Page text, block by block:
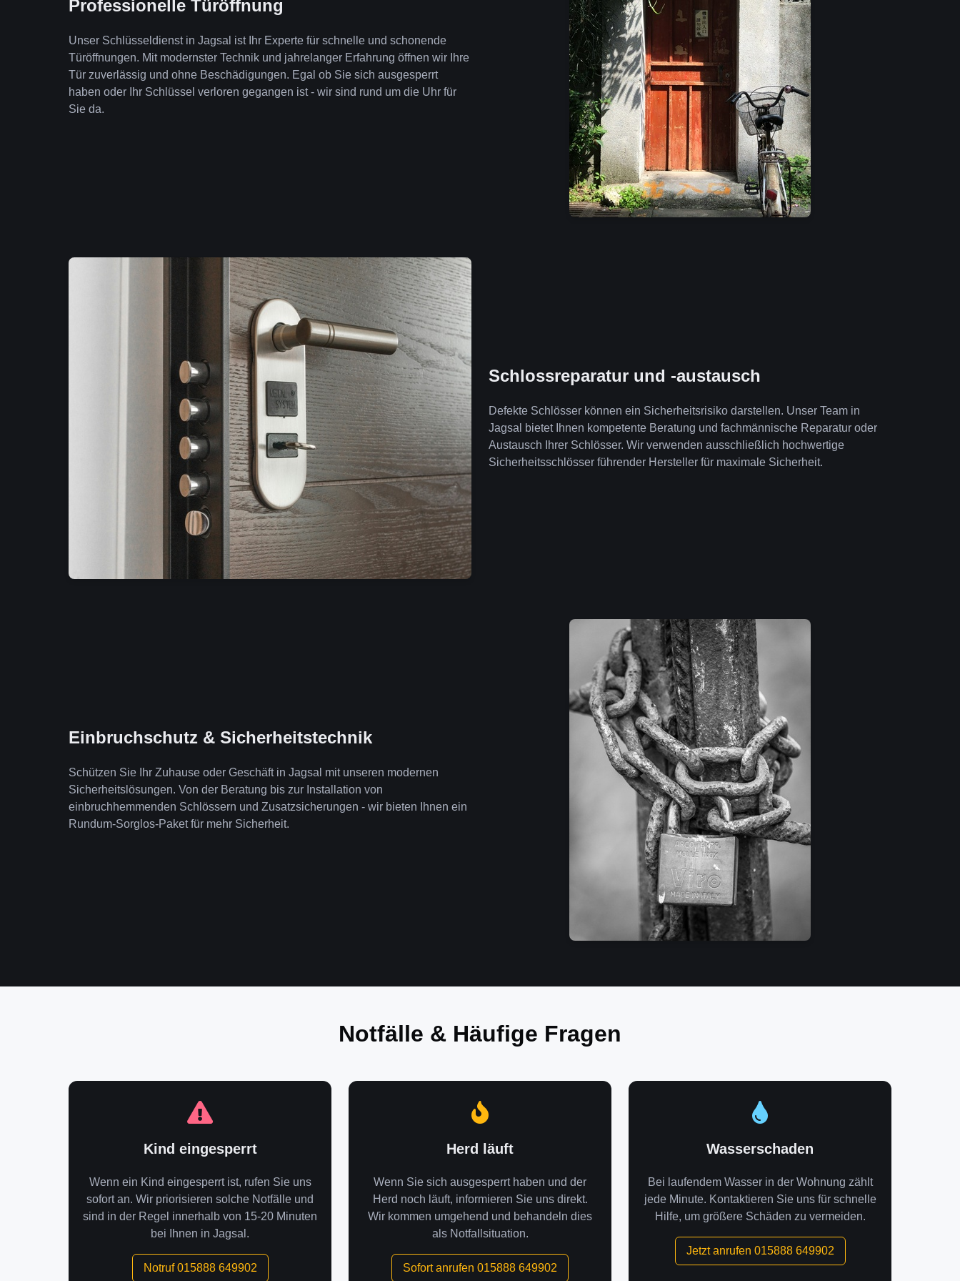
Professionelle Türöffnung
Unser Schlüsseldienst in Jagsal ist Ihr Experte für schnelle und schonende
Türöffnungen. Mit modernster Technik und jahrelanger Erfahrung öffnen wir Ihre
Tür zuverlässig und ohne Beschädigungen. Egal ob Sie sich ausgesperrt
haben oder Ihr Schlüssel verloren gegangen ist - wir sind rund um die Uhr für
Sie da.
Schlossreparatur und -austausch
Defekte Schlösser können ein Sicherheitsrisiko darstellen. Unser Team in
Jagsal bietet Ihnen kompetente Beratung und fachmännische Reparatur oder
Austausch Ihrer Schlösser. Wir verwenden ausschließlich hochwertige
Sicherheitsschlösser führender Hersteller für maximale Sicherheit.
Einbruchschutz & Sicherheitstechnik
Schützen Sie Ihr Zuhause oder Geschäft in Jagsal mit unseren modernen
Sicherheitslösungen. Von der Beratung bis zur Installation von
einbruchhemmenden Schlössern und Zusatzsicherungen - wir bieten Ihnen ein
Rundum-Sorglos-Paket für mehr Sicherheit.
Notfälle & Häufige Fragen
Kind eingesperrt
Wenn ein Kind eingesperrt ist, rufen Sie uns
sofort an. Wir priorisieren solche Notfälle und
sind in der Regel innerhalb von 15-20 Minuten
bei Ihnen in Jagsal.
Notruf 015888 649902
Herd läuft
Wenn Sie sich ausgesperrt haben und der
Herd noch läuft, informieren Sie uns direkt.
Wir kommen umgehend und behandeln dies
als Notfallsituation.
Sofort anrufen 015888 649902
Wasserschaden
Bei laufendem Wasser in der Wohnung zählt
jede Minute. Kontaktieren Sie uns für schnelle
Hilfe, um größere Schäden zu vermeiden.
Jetzt anrufen 015888 649902